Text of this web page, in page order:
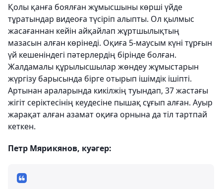
Қолы қанға боялған жұмысшыны көрші үйде
тұратындар видеоға түсіріп алыпты. Ол қылмыс
жасағаннан кейін айқайлап жұртшылықтың
мазасын алған көрінеді. Оқиға 5-маусым күні тұрғын
үй кешеніндегі пәтерлердің бірінде болған.
Жалдамалы құрылысшылар жөндеу жұмыстарын
жүргізу барысында бірге отырып ішімдік ішіпті.
Артынан араларында кикілжің туындап, 37 жастағы
жігіт серіктесінің кеудесіне пышақ сұғып алған. Ауыр
жарақат алған азамат оқиға орнына да тіл тартпай
кеткен.
Петр Мярикянов, куәгер: